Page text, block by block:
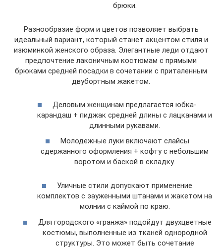
брюки.
Разнообразие форм и цветов позволяет выбрать
идеальный вариант, который станет акцентом стиля и
изюминкой женского образа. Элегантные леди отдают
предпочтение лаконичным костюмам с прямыми
брюками средней посадки в сочетании с приталенным
двубортным жакетом.
Деловым женщинам предлагается юбка-
карандаш + пиджак средней длины с лацканами и
длинными рукавами.
Молодежные луки включают слайсы
сдержанного оформления + кофту с небольшим
воротом и баской в складку.
Уличные стили допускают применение
комплектов с зауженными штанами и жакетом на
молнии с каймой по краю.
Для городского «гранжа» подойдут двухцветные
костюмы, выполненные из тканей однородной
структуры. Это может быть сочетание